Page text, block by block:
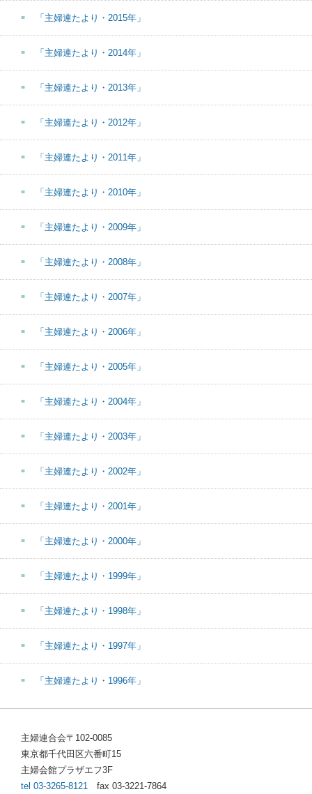
「主婦連たより・2015年」
「主婦連たより・2014年」
「主婦連たより・2013年」
「主婦連たより・2012年」
「主婦連たより・2011年」
「主婦連たより・2010年」
「主婦連たより・2009年」
「主婦連たより・2008年」
「主婦連たより・2007年」
「主婦連たより・2006年」
「主婦連たより・2005年」
「主婦連たより・2004年」
「主婦連たより・2003年」
「主婦連たより・2002年」
「主婦連たより・2001年」
「主婦連たより・2000年」
「主婦連たより・1999年」
「主婦連たより・1998年」
「主婦連たより・1997年」
「主婦連たより・1996年」
主婦連合会〒102-0085
東京都千代田区六番町15
主婦会館プラザエフ3F
tel 03-3265-8121 fax 03-3221-7864